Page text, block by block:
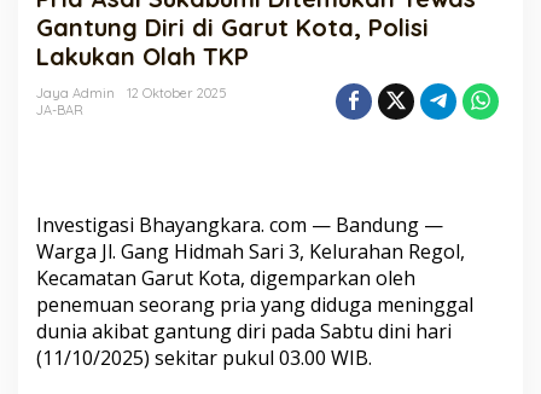
Ditemukan
Tewas
Gantung
Diri
TKP
Gantung Diri di Garut Kota, Polisi
Lakukan Olah TKP
Jaya Admin
12 Oktober 2025
JA-BAR
Investigasi Bhayangkara. com — Bandung —
Warga Jl. Gang Hidmah Sari 3, Kelurahan Regol,
Kecamatan Garut Kota, digemparkan oleh
penemuan seorang pria yang diduga meninggal
dunia akibat gantung diri pada Sabtu dini hari
(11/10/2025) sekitar pukul 03.00 WIB.